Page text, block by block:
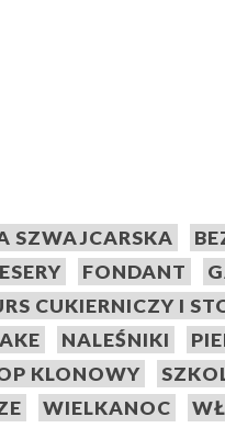
SZWAJCARSKA
FONDANT
CUKIERNICZY I
NALEŚNIKI
KLONOWY
WIELKANOC